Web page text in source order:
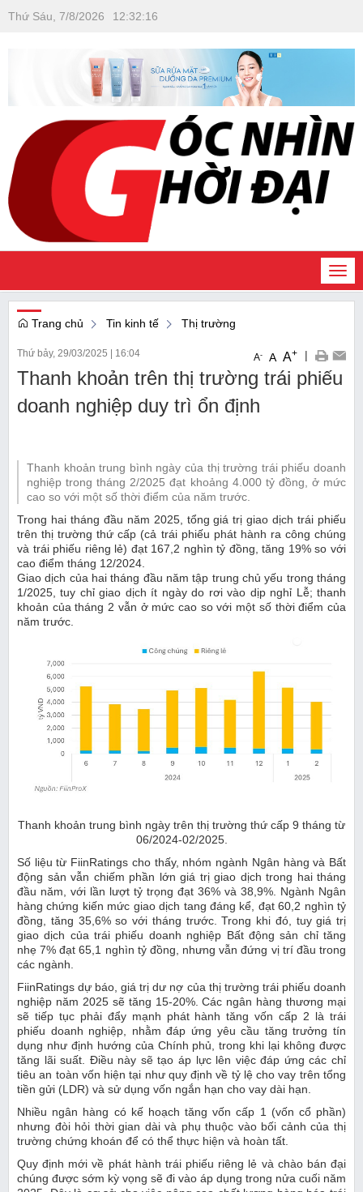
Thứ Sáu, 7/8/2026 12:32:16
Trang chủ Tin kinh tế Thị trường
Thứ bảy, 29/03/2025 16:04 A- A A+ |
Thanh khoản trên thị trường trái phiếu
doanh nghiệp duy trì ổn định
Thanh khoản trung bình ngày của thị trường trái phiếu doanh
nghiệp trong tháng 2/2025 đạt khoảng 4.000 tỷ đồng, ở mức
cao so với một số thời điểm của năm trước.
Trong hai tháng đầu năm 2025, tổng giá trị giao dịch trái phiếu
trên thị trường thứ cấp (cả trái phiếu phát hành ra công chúng
và trái phiếu riêng lẻ) đạt 167,2 nghìn tỷ đồng, tăng 19% so với
cao điểm tháng 12/2024.
Giao dịch của hai tháng đầu năm tập trung chủ yếu trong tháng
1/2025, tuy chỉ giao dịch ít ngày do rơi vào dịp nghỉ Lễ; thanh
khoản của tháng 2 vẫn ở mức cao so với một số thời điểm của
năm trước.
Thanh khoản trung bình ngày trên thị trường thứ cấp 9 tháng từ
06/2024-02/2025.
Số liệu từ FiinRatings cho thấy, nhóm ngành Ngân hàng và Bất
động sản vẫn chiếm phần lớn giá trị giao dịch trong hai tháng
đầu năm, với lần lượt tỷ trọng đạt 36% và 38,9%. Ngành Ngân
hàng chứng kiến mức giao dịch tang đáng kể, đạt 60,2 nghìn tỷ
đồng, tăng 35,6% so với tháng trước. Trong khi đó, tuy giá trị
giao dịch của trái phiếu doanh nghiệp Bất động sản chỉ tăng
nhẹ 7% đạt 65,1 nghìn tỷ đồng, nhưng vẫn đứng vị trí đầu trong
các ngành.
FiinRatings dự báo, giá trị dư nợ của thị trường trái phiếu doanh
nghiệp năm 2025 sẽ tăng 15-20%. Các ngân hàng thương mại
sẽ tiếp tục phải đẩy mạnh phát hành tăng vốn cấp 2 là trái
phiếu doanh nghiệp, nhằm đáp ứng yêu cầu tăng trưởng tín
dụng như định hướng của Chính phủ, trong khi lại không được
tăng lãi suất. Điều này sẽ tạo áp lực lên việc đáp ứng các chỉ
tiêu an toàn vốn hiện tại như quy định về tỷ lệ cho vay trên tổng
tiền gửi (LDR) và sử dụng vốn ngắn hạn cho vay dài hạn.
Nhiều ngân hàng có kế hoạch tăng vốn cấp 1 (vốn cổ phần)
nhưng đòi hỏi thời gian dài và phụ thuộc vào bối cảnh của thị
trường chứng khoán để có thể thực hiện và hoàn tất.
Quy định mới về phát hành trái phiếu riêng lẻ và chào bán đại
chúng được sớm kỳ vọng sẽ đi vào áp dụng trong nửa cuối năm